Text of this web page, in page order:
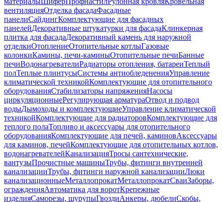
вентиляцияОтделка фасадаФасадные
панелиСайдингКомплектующие для фасадных
панелейДекоративные штукатурки для фасадаКлинкерная
плитка для фасадаДекоративный камень для наружной
отделкиОтоплениеОтопительные котлыГазовые
колонкиКамины, печи-каминыОтопительные печиБанные
печиВодонагревателиРадиаторы отопления, батареиТеплый
полТеплые плинтусыСистемы антиобледененияУправление
климатической техникойКомплектующие для отопительного
оборудованияСтабилизаторы напряженияНасосы
циркуляционныеРегулирующая арматураОтвод и подвод
водыДымоходы и комплектующиеУправление климатической
техникойКомплектующие для радиаторовКомплектующие для
теплого полаТопливо и аксессуары для отопительного
оборудованияКомплектующие для печей, каминовАксессуары
для каминов, печейКомплектующие для отопительных котлов,
водонагревателейКанализацияТросы сантехнические,
вантузыПрочистные машиныТрубы, фитинги внутренней
канализацииТрубы, фитинги наружной канализацииЛюки
канализационныеМеталлопрокатМеталлопрокатСваиЗаборы,
огражденияАвтоматика для воротКрепежные
изделияСаморезы, шурупыГвоздиАнкеры, дюбелиСкобы,